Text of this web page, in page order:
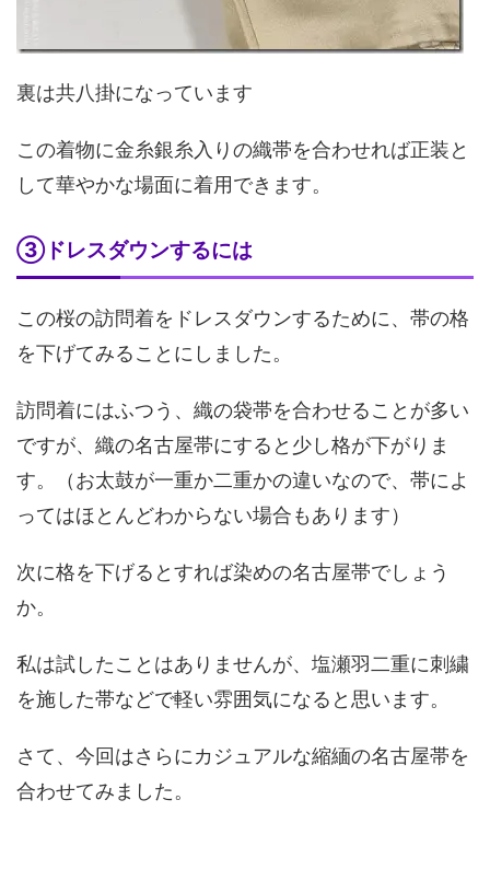
裏は共八掛になっています
この着物に金糸銀糸入りの織帯を合わせれば正装と
して華やかな場面に着用できます。
③ドレスダウンするには
この桜の訪問着をドレスダウンするために、帯の格
を下げてみることにしました。
訪問着にはふつう、織の袋帯を合わせることが多い
ですが、織の名古屋帯にすると少し格が下がりま
す。（お太鼓が一重か二重かの違いなので、帯によ
ってはほとんどわからない場合もあります）
次に格を下げるとすれば染めの名古屋帯でしょう
か。
私は試したことはありませんが、塩瀬羽二重に刺繍
を施した帯などで軽い雰囲気になると思います。
さて、今回はさらにカジュアルな縮緬の名古屋帯を
合わせてみました。